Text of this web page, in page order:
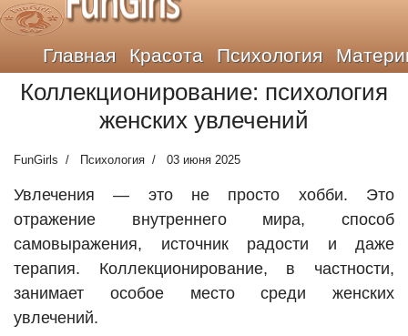
Главная Красота Психология
Коллекционирование: психология
женских увлечений
FunGirls Психология 03 июня 2025
Увлечения — это не просто хобби. Это
отражение внутреннего мира, способ
самовыражения, источник радости и даже
терапия. Коллекционирование, в частности,
занимает особое место среди женских
увлечений.